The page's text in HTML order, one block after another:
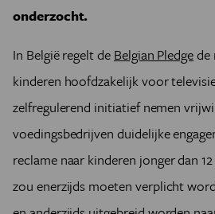
onderzocht.
In België regelt de Belgian Pledgede
kinderen hoofdzakelijk voor
zelfregulerend initiatief nemen
voedingsbedrijven duidelijke
reclame naar kinderen jonger dan
zou enerzijds moeten verplicht